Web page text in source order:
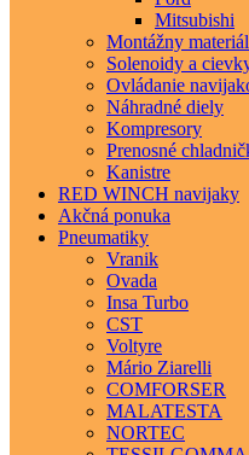
Mitsubishi
Montážny
Solenoidy a
Ovládanie
Náhradné diely
Kompresory
Prenosné
Kanistre
RED WINCH navijaky
Akčná ponuka
Pneumatiky
Vranik
Ovada
Insa Turbo
CST
Voltyre
Mário Ziarelli
COMFORSER
MALATESTA
NORTEC